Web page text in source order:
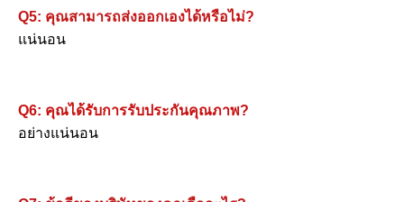
Q5: คุณสามารถส่งออกเองได้หรือไม่?
แน่นอน
Q6: คุณได้รับการรับประกันคุณภาพ?
อย่างแน่นอน